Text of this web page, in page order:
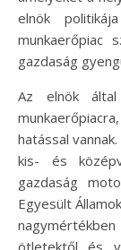
elnök
munkaerőpiac
gazdaság
Az elnök
hatással
kis- és
gazdaság
Egyesült
ötletektől és